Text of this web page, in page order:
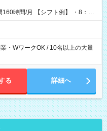
ト例】 ・8：00
・WワークOK / 10名以上の大量
る 詳細へ